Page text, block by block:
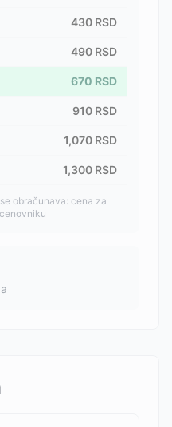
430 RSD
490 RSD
670 RSD
910 RSD
1,070 RSD
1,300 RSD
obračunava: cena za